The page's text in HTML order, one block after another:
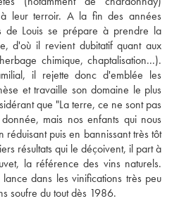
à leur terroir. A la fin des années
de Louis se prépare à prendre la
d'où il revient dubitatif quant aux
chimique, chaptalisation...).
il rejette donc d'emblée les
et travaille son domaine le plus
que "La terre, ce ne sont pas
mais nos enfants qui nous
réduisant puis en bannissant très tôt
résultats qui le déçoivent, il part à
la référence des vins naturels.
dans les vinifications très peu
soufre du tout dès 1986.